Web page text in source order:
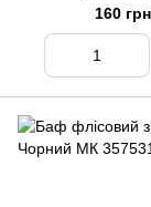
160 грн